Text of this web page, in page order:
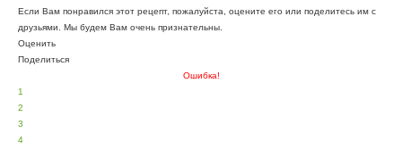
Если Вам понравился этот рецепт, пожалуйста, оцените его или поделитесь им с
друзьями. Мы будем Вам очень признательны.
Оценить
Поделиться
Ошибка!
1
2
3
4